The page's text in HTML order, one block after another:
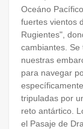
Oceáno
fuertes vientos
Rugientes",
cambiantes. Se
nuestras
para navegar
tripuladas por
reto antártico.
el Pasaje de